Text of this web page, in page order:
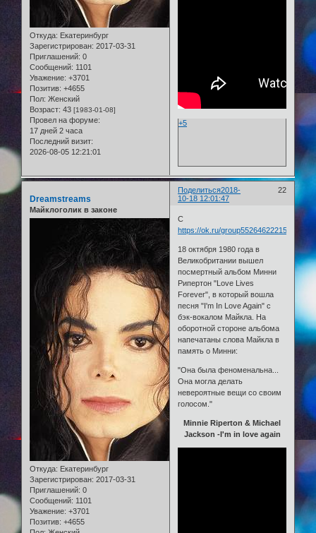
Откуда: Екатеринбург
Зарегистрирован: 2017-03-31
Приглашений: 0
Сообщений: 1101
Уважение: +3701
Позитив: +4655
Пол: Женский
Возраст: 43 [1983-01-08]
Провел на форуме:
17 дней 2 часа
Последний визит:
2026-08-05 12:21:01
+5
Поделиться 22
2018-
10-18 12:01:47
Dreamstreams
Майклоголик в законе
Откуда: Екатеринбург
Зарегистрирован: 2017-03-31
Приглашений: 0
Сообщений: 1101
Уважение: +3701
Позитив: +4655
С
https://ok.ru/group55264622215185/
18 октября 1980 года в
Великобритании вышел
посмертный альбом Минни
Рипертон "Love Lives
Forever", в который вошла
песня "I'm In Love Again" с
бэк-вокалом Майкла. На
оборотной стороне альбома
напечатаны слова Майкла в
память о Минни:
"Она была феноменальна...
Она могла делать
невероятные вещи со своим
голосом."
Minnie Riperton & Michael
Jackson -I'm in love again